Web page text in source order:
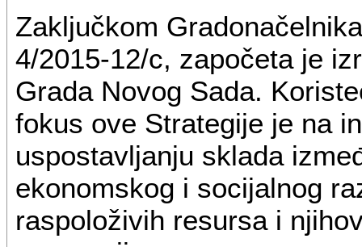
Zaključkom
4/2015-12/c, započeta je
Grada Novog Sada.
fokus ove Strategije je na
uspostavljanju sklada
ekonomskog i socijalnog
raspoloživih resursa i